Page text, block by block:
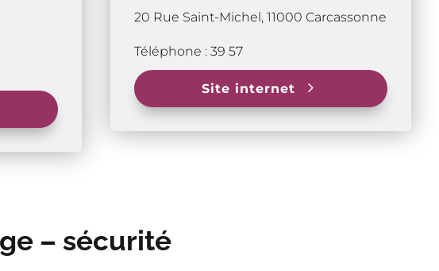
20 Rue Saint-Michel, 11000 Carcassonne
Téléphone : 39 57
Site internet 5
– sécurité